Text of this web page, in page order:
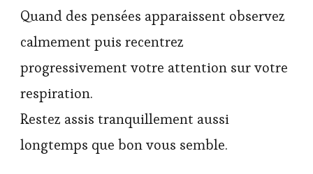
Quand des pensées apparaissent observez
calmement puis recentrez
progressivement votre attention sur votre
respiration.
Restez assis tranquillement aussi
longtemps que bon vous semble.